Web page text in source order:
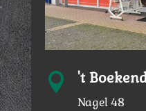
 't
Nagel 48